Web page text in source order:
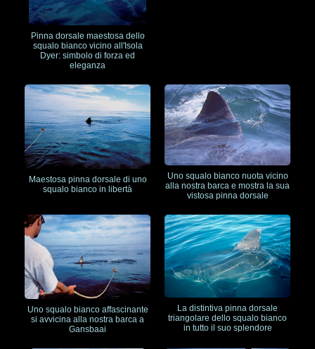
Pinna dorsale maestosa dello
squalo bianco vicino all'Isola
Dyer: simbolo di forza ed
eleganza
Maestosa pinna dorsale di uno
squalo bianco in libertà
Uno squalo bianco nuota vicino
alla nostra barca e mostra la sua
vistosa pinna dorsale
Uno squalo bianco affascinante
si avvicina alla nostra barca a
Gansbaai
La distintiva pinna dorsale
triangolare dello squalo bianco
in tutto il suo splendore